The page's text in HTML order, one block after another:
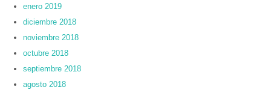
enero 2019
diciembre 2018
noviembre 2018
octubre 2018
septiembre 2018
agosto 2018